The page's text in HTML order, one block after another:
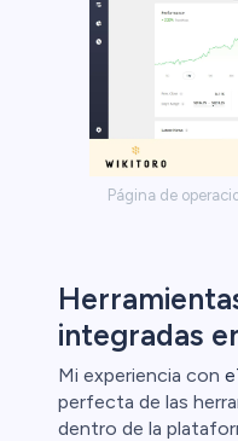
Página de
integradas
Mi experiencia con
perfecta de las
dentro de la